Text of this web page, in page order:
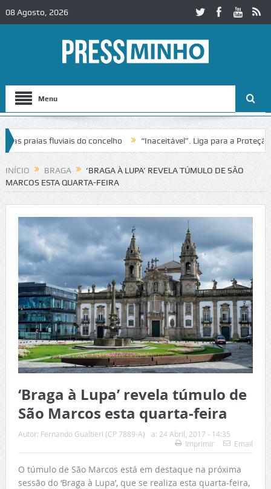
08 Agosto, 2026
Menu
fluviais do concelho “Inaceitável”. Liga para a Proteção da
de trânsito no IC2 em Alcobaça Igreja do Castelo de Cerveira
INÍCIO BRAGA
‘BRAGA À LUPA’ REVELA TÚMULO DE SÃO
MARCOS ESTA QUARTA-FEIRA
‘Braga à Lupa’ revela túmulo de
São Marcos esta quarta-feira
Autor: Fernando Gualtieri (CP 7889-A) a: 24 Abril, 2017 - 14:35
Imprimir
Email
O túmulo de São Marcos está em destaque na próxima
sessão do ‘Braga à Lupa’, que se realiza esta quarta-feira,